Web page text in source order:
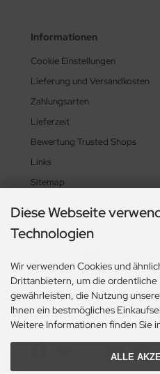
Informationen
Cookie Einstellungen
Lieferung und Versandkosten
Zahlungsarten
Lieferzeit
Bewertung Trusted Shops
Links
Sitemap
Zahlungsmethoden
Social Media
Diese Webseite
Technologien
Wir verwenden Cookies und
Drittanbietern, um die ordentliche
gewährleisten, die Nutzung
Ihnen ein bestmögliches
Weitere Informationen finden Sie
ALLE